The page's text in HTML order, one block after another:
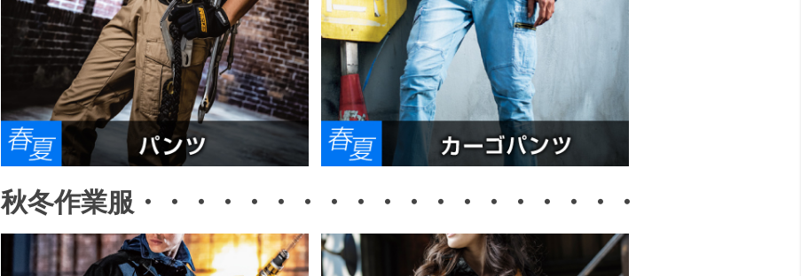
秋冬作業服・・・・・・・・・・・・・・・・・・・